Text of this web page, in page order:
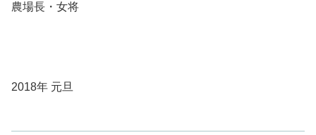
農場長・女将
2018年 元旦